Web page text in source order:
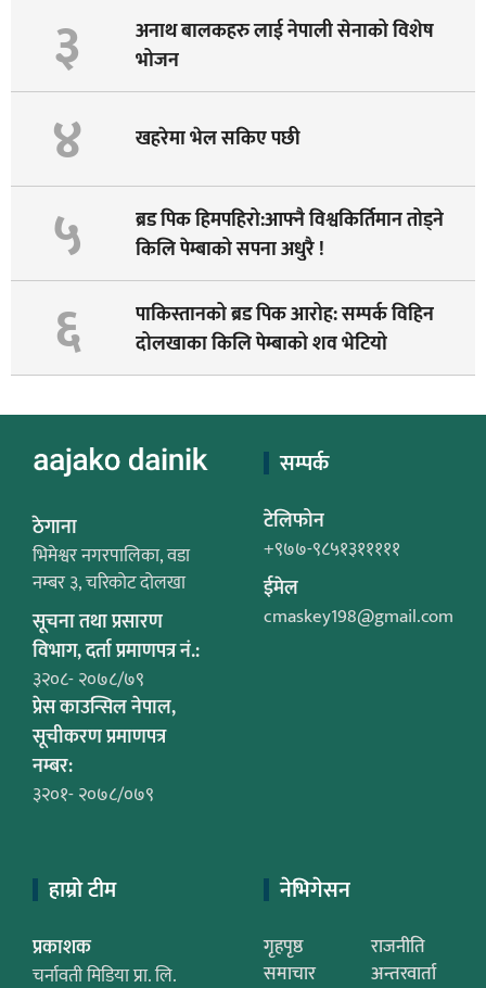
३
अनाथ बालकहरु लाई नेपाली सेनाको विशेष
भोजन
४ खहरेमा भेल सकिए पछी
५
ब्रड पिक हिमपहिरो:आफ्नै विश्वकिर्तिमान तोड्ने
किलि पेम्बाको सपना अधुरै !
६
पाकिस्तानको ब्रड पिक आरोह‌‌: सम्पर्क विहिन
दोलखाका किलि पेम्बाको शव भेटियो
ठेगाना
भिमेश्वर नगरपालिका, वडा
नम्बर ३, चरिकोट दोलखा
सूचना तथा प्रसारण
विभाग, दर्ता प्रमाणपत्र नं.:
३२०८- २०७८/७९
प्रेस काउन्सिल नेपाल,
सूचीकरण प्रमाणपत्र
नम्बर:
३२०१- २०७८/०७९
सम्पर्क
टेलिफोन
+९७७-९८५१३१११११
ईमेल
cmaskey198@gmail.com
हाम्रो टीम
प्रकाशक
चर्नावती मिडिया प्रा. लि.
नेभिगेसन
गृहपृष्ठ
राजनीति
समाचार
अन्तरवार्ता